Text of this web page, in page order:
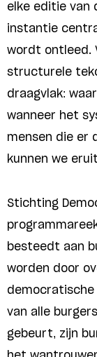
elke editie van
instantie
wordt ontleed.
structurele
draagvlak:
wanneer het
mensen die er
kunnen we
Stichting
besteedt aan
worden door
van alle
gebeurt, zijn